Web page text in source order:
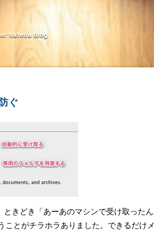
hatena blog
ぐ
ときどき「あーあのマシンで受け取ったん
とがチラホラありました。できるだけメ